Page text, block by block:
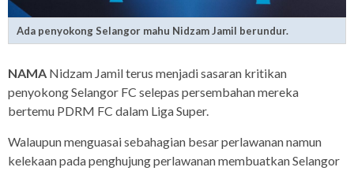
Ada penyokong Selangor mahu Nidzam Jamil berundur.
NAMA Nidzam Jamil terus menjadi sasaran kritikan
penyokong Selangor FC selepas persembahan mereka
bertemu PDRM FC dalam Liga Super.
Walaupun menguasai sebahagian besar perlawanan namun
kelekaan pada penghujung perlawanan membuatkan Selangor